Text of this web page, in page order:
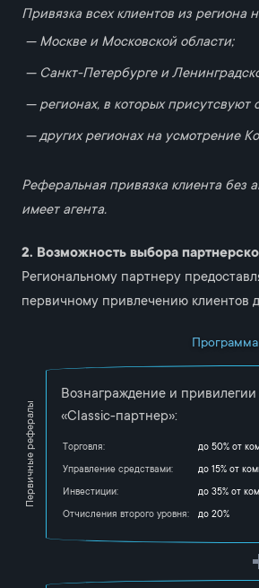
Привязка всех клиентов из региона
Москве и Московской области;
Санкт-Петербурге и
регионах, в которых
других регионах на усмотрение
Реферальная привязка клиента без
имеет агента.
2. Возможность выбора
Региональному партнеру
первичному привлечению клиентов
Программа
Первичные рефералы
Вознаграждение и
«Classic-партнер»:
Торговля:
до 50% от
Управление средствами:
до 15% от
Инвестиции:
до 35% от
Отчисления второго уровня:
до 20%